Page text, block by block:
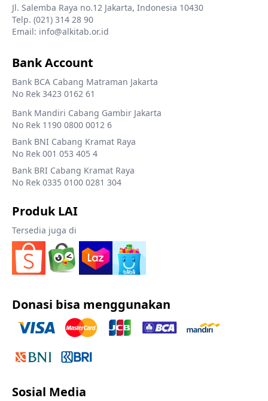
Jl. Salemba Raya no.12 Jakarta, Indonesia 10430
Telp. (021) 314 28 90
Email: info@alkitab.or.id
Bank Account
Bank BCA Cabang Matraman Jakarta
No Rek 3423 0162 61
Bank Mandiri Cabang Gambir Jakarta
No Rek 1190 0800 0012 6
Bank BNI Cabang Kramat Raya
No Rek 001 053 405 4
Bank BRI Cabang Kramat Raya
No Rek 0335 0100 0281 304
Produk LAI
Tersedia juga di
Donasi bisa menggunakan
Sosial Media